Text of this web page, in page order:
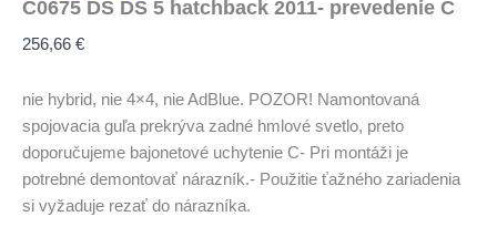
C0675 DS DS 5 hatchback 2011- prevedenie C
256,66 €
nie hybrid, nie 4×4, nie AdBlue. POZOR! Namontovaná
spojovacia guľa prekrýva zadné hmlové svetlo, preto
doporučujeme bajonetové uchytenie C- Pri montáži je
potrebné demontovať nárazník.- Použitie ťažného zariadenia
si vyžaduje rezať do nárazníka.